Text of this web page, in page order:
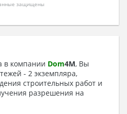
защищены
в компании Dom4M, Вы
- 2 экземпляра,
строительных работ и
разрешения на